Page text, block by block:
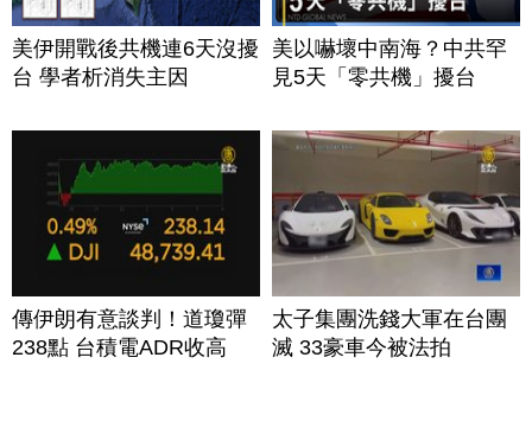
美伊開戰後共機連6天沒擾
台 學者析消失主因
美以嚇壞中南海？中共罕
見5天「零共機」擾台
傳伊朗有意談判！道瓊彈
238點 台積電ADR收高
太子集團洗錢大軍在台團
滅 33豪車今被法拍